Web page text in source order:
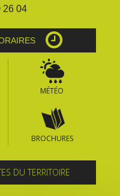
26 04
MÉTÉO
BROCHURES
DU TERRITOIRE